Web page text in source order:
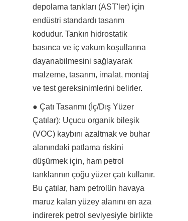
depolama tankları (AST'ler) için
endüstri standardı tasarım
kodudur. Tankın hidrostatik
basınca ve iç vakum koşullarına
dayanabilmesini sağlayarak
malzeme, tasarım, imalat, montaj
ve test gereksinimlerini belirler.
● Çatı Tasarımı (İç/Dış Yüzer
Çatılar): Uçucu organik bileşik
(VOC) kaybını azaltmak ve buhar
alanındaki patlama riskini
düşürmek için, ham petrol
tanklarının çoğu yüzer çatı kullanır.
Bu çatılar, ham petrolün havaya
maruz kalan yüzey alanını en aza
indirerek petrol seviyesiyle birlikte